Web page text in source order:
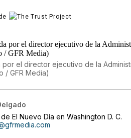
el director ejecutivo de la
/ GFR Media)
El Nuevo Día en Washington D. C.